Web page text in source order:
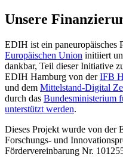
Unsere
EDIH ist ein paneuropäisches
Europäischen Union initiiert
dankbar, Teil dieser Initiative
EDIH Hamburg von derIFB
und dem Mittelstand-Digital
durch das Bundesministerium
unterstützt werden.
Dieses Projekt wurde von der
Forschungs- und
Fördervereinbarung Nr.